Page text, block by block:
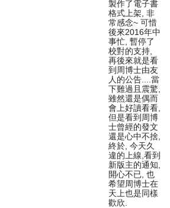
製作了電子書
格式上架, 非
常感念~ 可惜
後來2016年中
事忙, 暫停了
校對的支持,
再後來就是看
到周博士由友
人的公告....當
下難過且震驚,
雖然還是偶而
會上好讀看看,
但是看到周博
士曾經的發文
還是心中不捨,
終於, 今天久
違的上線,看到
新版主的通知,
開心不已, 也
希望周博士在
天上也是同樣
歡欣.